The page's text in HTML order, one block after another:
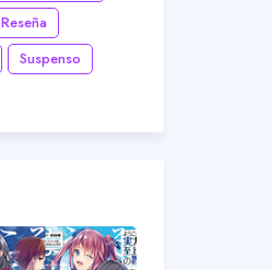
Reseña
Suspenso